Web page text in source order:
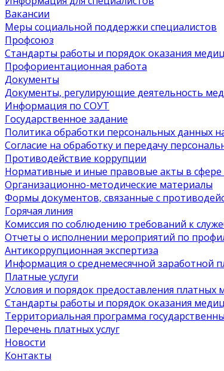
Вакансии
Меры социальной поддержки специалистов
Профсоюз
Стандарты работы и порядок оказания
Профориентационная работа
Документы
Документы, регулирующие деятельность
Информация по СОУТ
Государственное задание
Политика обработки персональных данных
Согласие на обработку и передачу
Противодействие коррупции
Нормативные и иные правовые акты в
Организационно-методические материалы
Формы документов, связанные с
Горячая линия
Комиссия по соблюдению требований к
Отчеты о исполнении мероприятий по
Антикоррупционная экспертиза
Информация о среднемесячной заработной
Платные услуги
Условия и порядок предоставления платных
Стандарты работы и порядок оказания
Территориальная программа
Перечень платных услуг
Новости
Контакты